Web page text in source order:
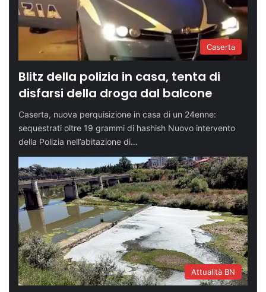
Caserta
Blitz della polizia in casa, tenta di
disfarsi della droga dal balcone
Caserta, nuova perquisizione in casa di un 24enne:
sequestrati oltre 19 grammi di hashish Nuovo intervento
della Polizia nell’abitazione di…
Attualità BN